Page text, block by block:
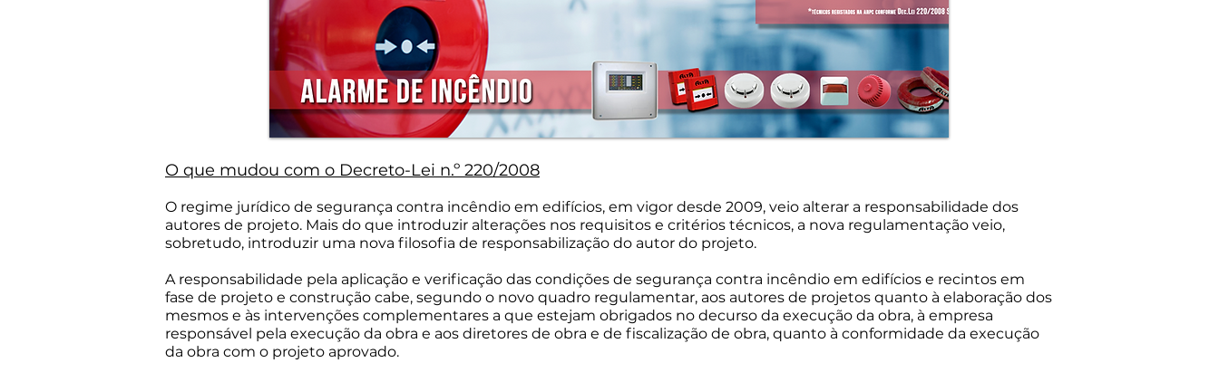
O que mudou com o Decreto-Lei n.º 220/2008
O regime jurídico de segurança contra incêndio em edifícios, em vigor desde 2009, veio alterar a responsabilidade dos
autores de projeto. Mais do que introduzir alterações nos requisitos e critérios técnicos, a nova regulamentação veio,
sobretudo, introduzir uma nova filosofia de responsabilização do autor do projeto.
A responsabilidade pela aplicação e verificação das condições de segurança contra incêndio em edifícios e recintos em
fase de projeto e construção cabe, segundo o novo quadro regulamentar, aos autores de projetos quanto à elaboração dos
mesmos e às intervenções complementares a que estejam obrigados no decurso da execução da obra, à empresa
responsável pela execução da obra e aos diretores de obra e de fiscalização de obra, quanto à conformidade da execução
da obra com o projeto aprovado.